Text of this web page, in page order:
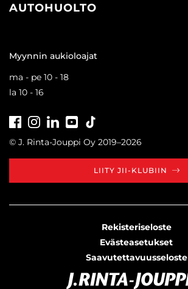
AUTOHUOLTO
Myynnin aukioloajat
ma - pe 10 - 18
la 10 - 16
FacebookInstagramLinkedInYoutube
© J. Rinta-Jouppi Oy 2019–2026
LIITY JII-KLUBIIN
Rekisteriseloste
Evästeasetukset
Saavutettavuusseloste